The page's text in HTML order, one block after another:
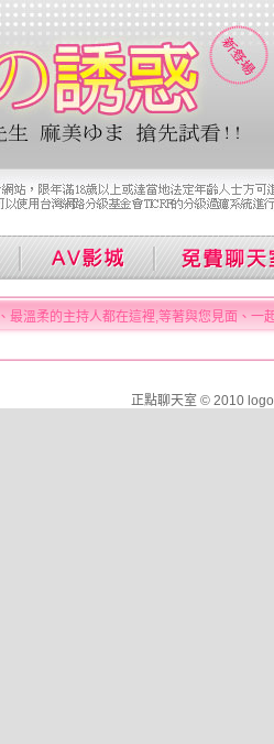
最溫柔的主持人都在這裡,等著與您見面、一
正點聊天室 © 2010